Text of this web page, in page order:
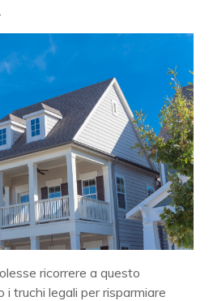
ricorrere a questo
i truchi legali per risparmiare